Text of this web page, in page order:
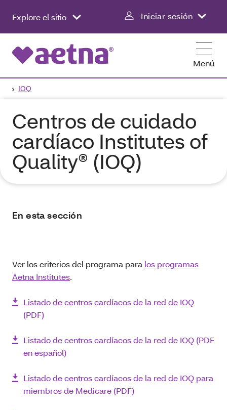
Explore el sitio Iniciar sesión
Menú
IOQ
Centros de cuidado
cardíaco Institutes of
Quality® (IOQ)
En esta sección
Ver los criterios del programa para los programas
Aetna Institutes.
Listado de centros cardíacos de la red de IOQ
(PDF)
Listado de centros cardíacos de la red de IOQ (PDF
en español)
Listado de centros cardíacos de la red de IOQ para
miembros de Medicare (PDF)